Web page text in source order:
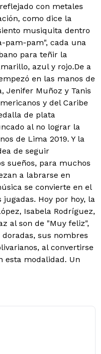
con metales
como dice la
musiquita dentro
pam-pam", cada una
para teñir la
azul y rojo.De a
en las manos de
Jenifer Muñoz y Tanis
y del Caribe
de plata
al no lograr la
de Lima 2019. Y la
de seguir
sueños, para muchos
a labrarse en
se convierte en el
Hoy por hoy, la
Isabela Rodríguez,
al son de "Muy feliz",
sus nombres
al convertirse
esta modalidad. Un